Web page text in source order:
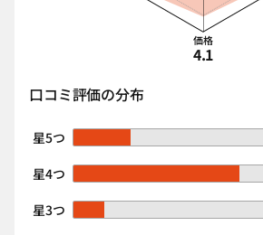
価格
4.1
口コミ評価の分布
星5つ
星4つ
星3つ